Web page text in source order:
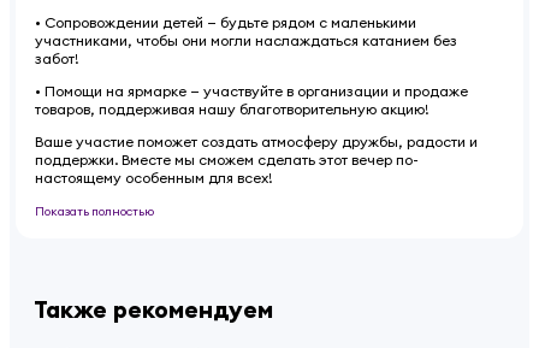
• Сопровождении детей — будьте рядом с маленькими
участниками, чтобы они могли наслаждаться катанием без
забот!
• Помощи на ярмарке — участвуйте в организации и продаже
товаров, поддерживая нашу благотворительную акцию!
Ваше участие поможет создать атмосферу дружбы, радости и
поддержки. Вместе мы сможем сделать этот вечер по-
настоящему особенным для всех!
Показать полностью
Также рекомендуем